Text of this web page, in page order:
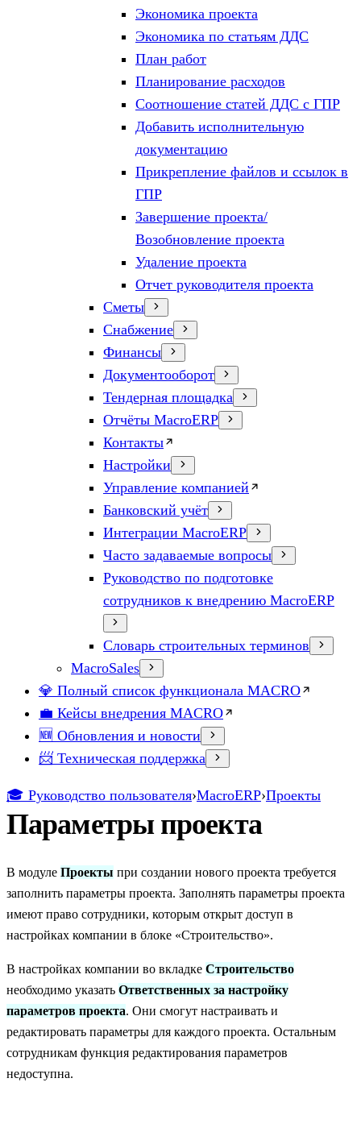
Экономика проекта
Экономика по статьям ДДС
План работ
Планирование расходов
Соотношение статей ДДС с ГПР
Добавить исполнительную
документацию
Прикрепление файлов и ссылок в
ГПР
Завершение проекта/
Возобновление проекта
Удаление проекта
Отчет руководителя проекта
Сметы
Снабжение
Финансы
Документооборот
Тендерная площадка
Отчёты MacroERP
Контакты
Настройки
Управление компанией
Банковский учёт
Интеграции MacroERP
Часто задаваемые вопросы
Руководство по подготовке
сотрудников к внедрению MacroERP
Словарь строительных терминов
MacroSales
💎 Полный список функционала MACRO
💼 Кейсы внедрения MACRO
🆕 Обновления и новости
📨 Техническая поддержка
🎓 Руководство пользователя›MacroERP›Проекты
Параметры проекта
В модуле Проекты при создании нового проекта требуется
заполнить параметры проекта. Заполнять параметры проекта
имеют право сотрудники, которым открыт доступ в
настройках компании в блоке «Строительство».
В настройках компании во вкладке Строительство
необходимо указать Ответственных за настройку
параметров проекта. Они смогут настраивать и
редактировать параметры для каждого проекта. Остальным
сотрудникам функция редактирования параметров
недоступна.